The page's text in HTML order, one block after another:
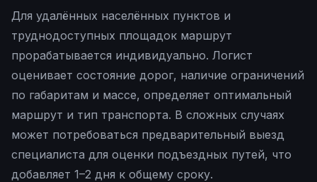
Для удалённых населённых пунктов и
труднодоступных площадок маршрут
прорабатывается индивидуально. Логист
оценивает состояние дорог, наличие ограничений
по габаритам и массе, определяет оптимальный
маршрут и тип транспорта. В сложных случаях
может потребоваться предварительный выезд
специалиста для оценки подъездных путей, что
добавляет 1–2 дня к общему сроку.